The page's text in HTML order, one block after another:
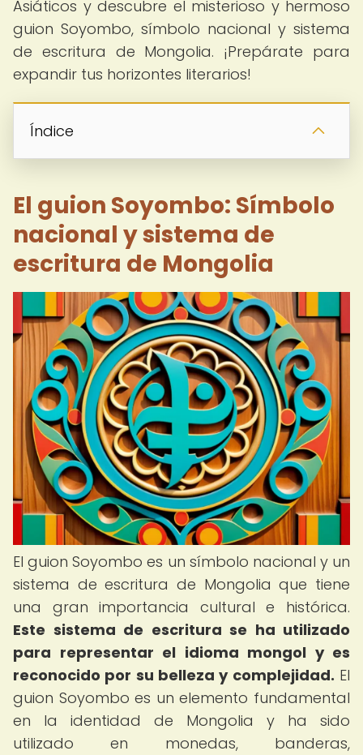
Asiáticos y descubre el misterioso y hermoso
guion Soyombo, símbolo nacional y sistema
de escritura de Mongolia. ¡Prepárate para
expandir tus horizontes literarios!
Índice
El guion Soyombo: Símbolo
nacional y sistema de
escritura de Mongolia
El guion Soyombo es un símbolo nacional y un
sistema de escritura de Mongolia que tiene
una gran importancia cultural e histórica.
Este sistema de escritura se ha utilizado
para representar el idioma mongol y es
reconocido por su belleza y complejidad. El
guion Soyombo es un elemento fundamental
en la identidad de Mongolia y ha sido
utilizado en monedas, banderas,